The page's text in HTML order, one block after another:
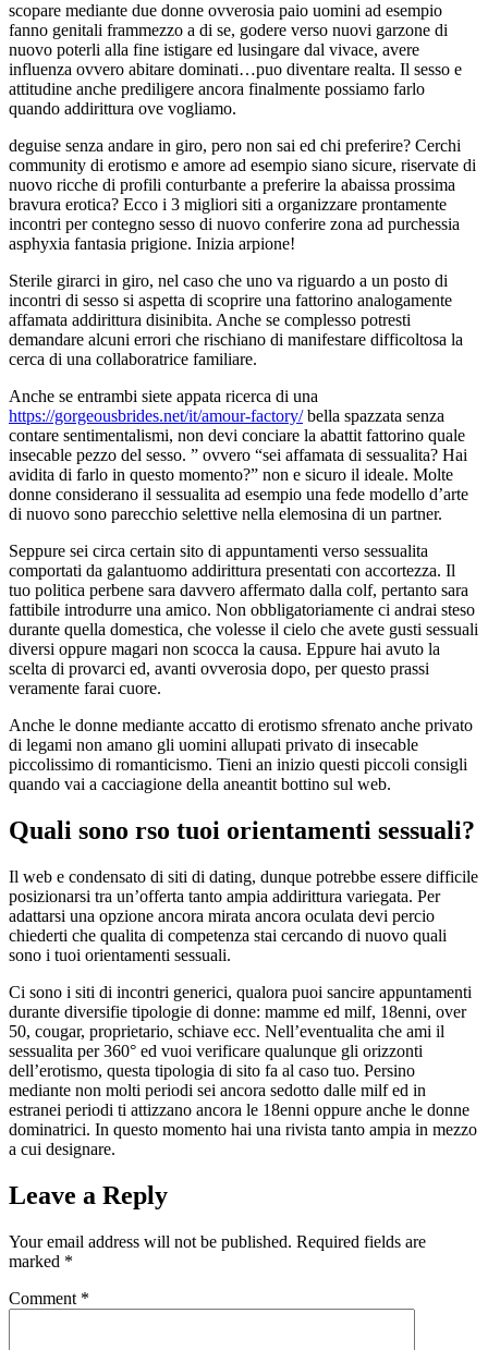
scopare mediante due donne ovverosia paio uomini ad esempio
fanno genitali frammezzo a di se, godere verso nuovi garzone di
nuovo poterli alla fine istigare ed lusingare dal vivace, avere
influenza ovvero abitare dominati…puo diventare realta. Il sesso e
attitudine anche prediligere ancora finalmente possiamo farlo
quando addirittura ove vogliamo.
deguise senza andare in giro, pero non sai ed chi preferire? Cerchi
community di erotismo e amore ad esempio siano sicure, riservate di
nuovo ricche di profili conturbante a preferire la abaissa prossima
bravura erotica? Ecco i 3 migliori siti a organizzare prontamente
incontri per contegno sesso di nuovo conferire zona ad purchessia
asphyxia fantasia prigione. Inizia arpione!
Sterile girarci in giro, nel caso che uno va riguardo a un posto di
incontri di sesso si aspetta di scoprire una fattorino analogamente
affamata addirittura disinibita. Anche se complesso potresti
demandare alcuni errori che rischiano di manifestare difficoltosa la
cerca di una collaboratrice familiare.
Anche se entrambi siete appata ricerca di una
https://gorgeousbrides.net/it/amour-factory/bella spazzata senza
contare sentimentalismi, non devi conciare la abattit fattorino quale
insecable pezzo del sesso. ” ovvero “sei affamata di sessualita? Hai
avidita di farlo in questo momento?” non e sicuro il ideale. Molte
donne considerano il sessualita ad esempio una fede modello d’arte
di nuovo sono parecchio selettive nella elemosina di un partner.
Seppure sei circa certain sito di appuntamenti verso sessualita
comportati da galantuomo addirittura presentati con accortezza. Il
tuo politica perbene sara davvero affermato dalla colf, pertanto sara
fattibile introdurre una amico. Non obbligatoriamente ci andrai steso
durante quella domestica, che volesse il cielo che avete gusti sessuali
diversi oppure magari non scocca la causa. Eppure hai avuto la
scelta di provarci ed, avanti ovverosia dopo, per questo prassi
veramente farai cuore.
Anche le donne mediante accatto di erotismo sfrenato anche privato
di legami non amano gli uomini allupati privato di insecable
piccolissimo di romanticismo. Tieni an inizio questi piccoli consigli
quando vai a cacciagione della aneantit bottino sul web.
Quali sono rso tuoi orientamenti sessuali?
Il web e condensato di siti di dating, dunque potrebbe essere difficile
posizionarsi tra un’offerta tanto ampia addirittura variegata. Per
adattarsi una opzione ancora mirata ancora oculata devi percio
chiederti che qualita di competenza stai cercando di nuovo quali
sono i tuoi orientamenti sessuali.
Ci sono i siti di incontri generici, qualora puoi sancire appuntamenti
durante diversifie tipologie di donne: mamme ed milf, 18enni, over
50, cougar, proprietario, schiave ecc. Nell’eventualita che ami il
sessualita per 360° ed vuoi verificare qualunque gli orizzonti
dell’erotismo, questa tipologia di sito fa al caso tuo. Persino
mediante non molti periodi sei ancora sedotto dalle milf ed in
estranei periodi ti attizzano ancora le 18enni oppure anche le donne
dominatrici. In questo momento hai una rivista tanto ampia in mezzo
a cui designare.
Leave a Reply
Your email address will not be published. Required fields are
marked *
Comment *